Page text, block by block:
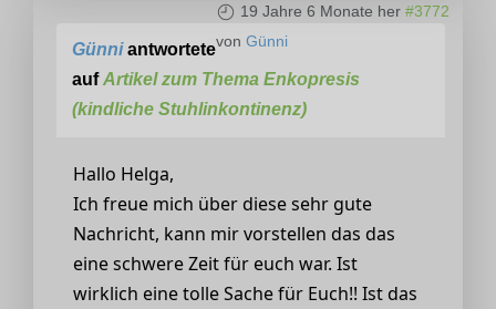
19 Jahre 6 Monate her #3772
von Günni
Günniantwortete
aufArtikel zum Thema Enkopresis
(kindliche Stuhlinkontinenz)
Hallo Helga,
Ich freue mich über diese sehr gute
Nachricht, kann mir vorstellen das das
eine schwere Zeit für euch war. Ist
wirklich eine tolle Sache für Euch!! Ist das